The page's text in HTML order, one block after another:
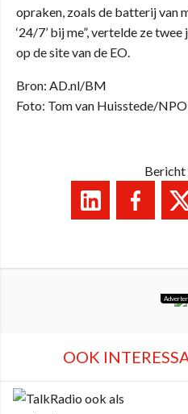
opraken, zoals de batterij van
‘24/7’ bij me”, vertelde ze
op de site van de EO.
Bron: AD.nl/BM
Foto: Tom van Huisstede/
Bericht
OOK